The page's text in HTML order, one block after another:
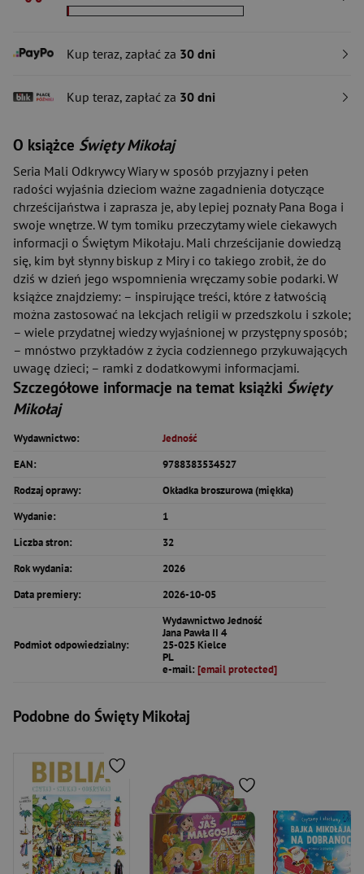
Kup teraz, zapłać za 30 dni
Kup teraz, zapłać za 30 dni
O książce Święty Mikołaj
Seria Mali Odkrywcy Wiary w sposób przyjazny i pełen
radości wyjaśnia dzieciom ważne zagadnienia dotyczące
chrześcijaństwa i zaprasza je, aby lepiej poznały Pana Boga i
swoje wnętrze. W tym tomiku przeczytamy wiele ciekawych
informacji o Świętym Mikołaju. Mali chrześcijanie dowiedzą
się, kim był słynny biskup z Miry i co takiego zrobił, że do
dziś w dzień jego wspomnienia wręczamy sobie podarki. W
książce znajdziemy: – inspirujące treści, które z łatwością
można zastosować na lekcjach religii w przedszkolu i szkole;
– wiele przydatnej wiedzy wyjaśnionej w przystępny sposób;
– mnóstwo przykładów z życia codziennego przykuwających
uwagę dzieci; – ramki z dodatkowymi informacjami.
Szczegółowe informacje na temat książki Święty
Mikołaj
Wydawnictwo:
Jedność
EAN:
9788383534527
Rodzaj oprawy:
Okładka broszurowa (miękka)
Wydanie:
1
Liczba stron:
32
Rok wydania:
2026
Data premiery:
2026-10-05
Podmiot odpowiedzialny:
Wydawnictwo Jedność
Jana Pawła II 4
25-025 Kielce
PL
e-mail: [email protected]
Podobne do Święty Mikołaj